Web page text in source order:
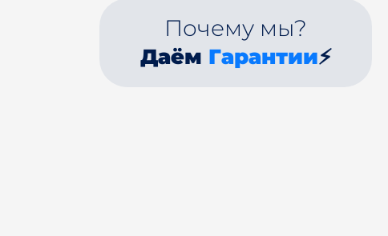
Почему мы?
Даём Гарантии⚡